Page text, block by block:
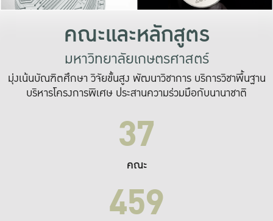
คณะและหลักสูตร
มหาวิทยาลัยเกษตรศาสตร์
มุ่งเน้นบัณฑิตศึกษา วิจัยขั้นสูง พัฒนาวิชาการ บริการวิชาพื้นฐาน
บริหารโครงการพิเศษ ประสานความร่วมมือกับนานาชาติ
37
คณะ
459